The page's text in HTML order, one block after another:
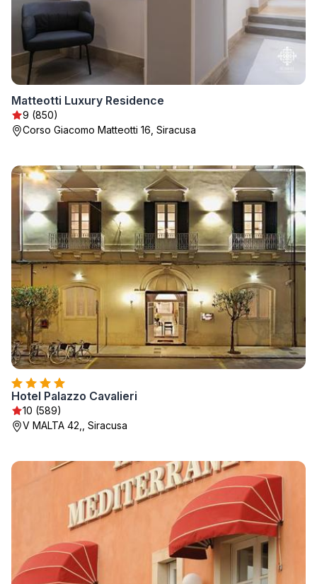
Matteotti Luxury Residence
9 (850)
Corso Giacomo Matteotti 16, Siracusa
Hotel Palazzo Cavalieri
10 (589)
V MALTA 42,, Siracusa